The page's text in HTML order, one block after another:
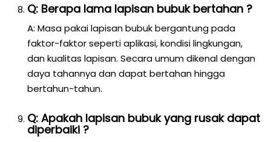
Q: Berapa lama lapisan bubuk bertahan ?
A: Masa pakai lapisan bubuk bergantung pada
faktor-faktor seperti aplikasi, kondisi lingkungan,
dan kualitas lapisan. Secara umum dikenal dengan
daya tahannya dan dapat bertahan hingga
bertahun-tahun.
Q: Apakah lapisan bubuk yang rusak dapat
diperbaiki ?